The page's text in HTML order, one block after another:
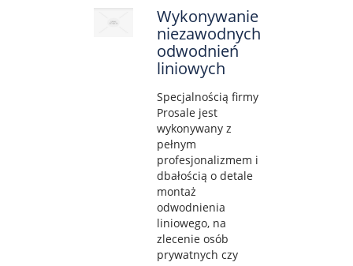
Wykonywanie
niezawodnych
odwodnień
liniowych
Specjalnością firmy
Prosale jest
wykonywany z
pełnym
profesjonalizmem i
dbałością o detale
montaż
odwodnienia
liniowego, na
zlecenie osób
prywatnych czy